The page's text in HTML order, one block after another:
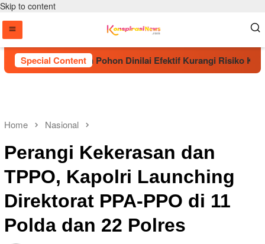
Skip to content
Special Content
Penanaman Pohon Dinilai Efektif Kurangi Risiko Karhutla
Home Nasional
Perangi Kekerasan dan
TPPO, Kapolri Launching
Direktorat PPA-PPO di 11
Polda dan 22 Polres